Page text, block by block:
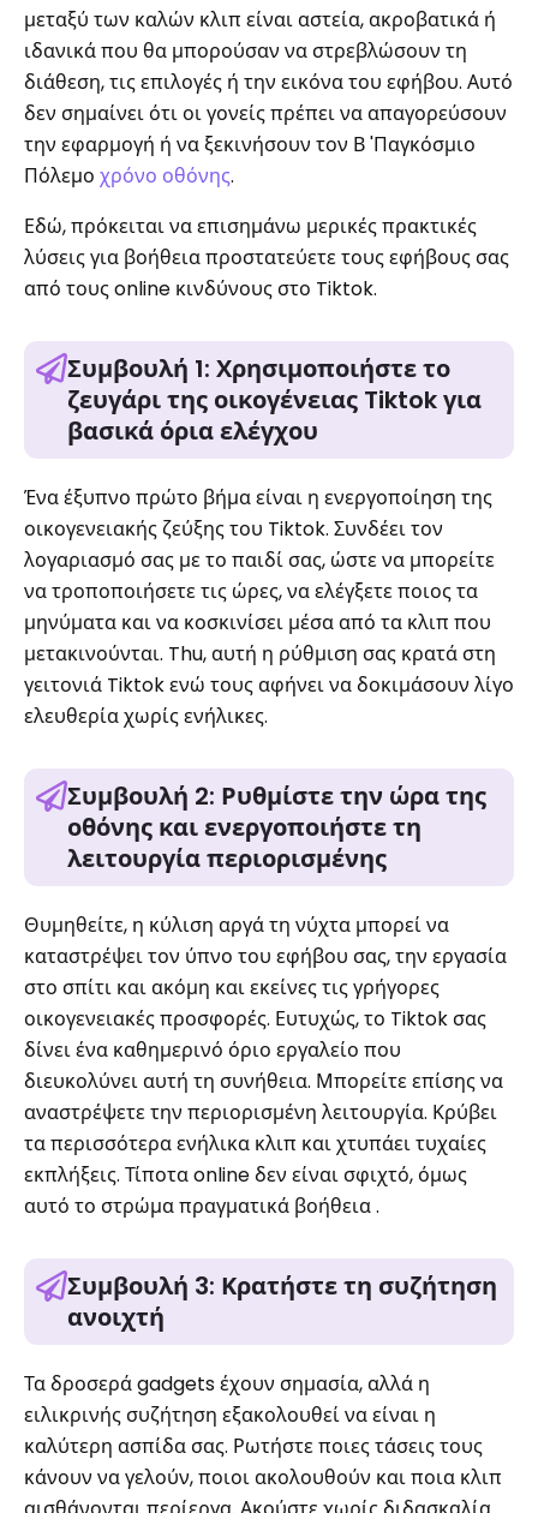
μεταξύ των καλών κλιπ είναι αστεία, ακροβατικά ή
ιδανικά που θα μπορούσαν να στρεβλώσουν τη
διάθεση, τις επιλογές ή την εικόνα του εφήβου. Αυτό
δεν σημαίνει ότι οι γονείς πρέπει να απαγορεύσουν
την εφαρμογή ή να ξεκινήσουν τον Β 'Παγκόσμιο
Πόλεμο χρόνο οθόνης.
Εδώ, πρόκειται να επισημάνω μερικές πρακτικές
λύσεις για βοήθεια προστατεύετε τους εφήβους σας
από τους online κινδύνους στο Tiktok.
Συμβουλή 1: Χρησιμοποιήστε το
ζευγάρι της οικογένειας Tiktok για
βασικά όρια ελέγχου
Ένα έξυπνο πρώτο βήμα είναι η ενεργοποίηση της
οικογενειακής ζεύξης του Tiktok. Συνδέει τον
λογαριασμό σας με το παιδί σας, ώστε να μπορείτε
να τροποποιήσετε τις ώρες, να ελέγξετε ποιος τα
μηνύματα και να κοσκινίσει μέσα από τα κλιπ που
μετακινούνται. Thu, αυτή η ρύθμιση σας κρατά στη
γειτονιά Tiktok ενώ τους αφήνει να δοκιμάσουν λίγο
ελευθερία χωρίς ενήλικες.
Συμβουλή 2: Ρυθμίστε την ώρα της
οθόνης και ενεργοποιήστε τη
λειτουργία περιορισμένης
Θυμηθείτε, η κύλιση αργά τη νύχτα μπορεί να
καταστρέψει τον ύπνο του εφήβου σας, την εργασία
στο σπίτι και ακόμη και εκείνες τις γρήγορες
οικογενειακές προσφορές. Ευτυχώς, το Tiktok σας
δίνει ένα καθημερινό όριο εργαλείο που
διευκολύνει αυτή τη συνήθεια. Μπορείτε επίσης να
αναστρέψετε την περιορισμένη λειτουργία. Κρύβει
τα περισσότερα ενήλικα κλιπ και χτυπάει τυχαίες
εκπλήξεις. Τίποτα online δεν είναι σφιχτό, όμως
αυτό το στρώμα πραγματικά βοήθεια .
Συμβουλή 3: Κρατήστε τη συζήτηση
ανοιχτή
Τα δροσερά gadgets έχουν σημασία, αλλά η
ειλικρινής συζήτηση εξακολουθεί να είναι η
καλύτερη ασπίδα σας. Ρωτήστε ποιες τάσεις τους
κάνουν να γελούν, ποιοι ακολουθούν και ποια κλιπ